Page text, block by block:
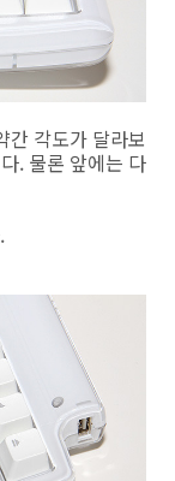
간 각도가 달라보
. 물론 앞에는 다